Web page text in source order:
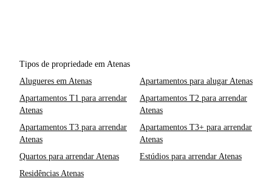
Tipos de propriedade em Atenas
Alugueres em Atenas
Apartamentos para alugar Atenas
Apartamentos T1 para arrendar
Atenas
Apartamentos T2 para arrendar
Atenas
Apartamentos T3 para arrendar
Atenas
Apartamentos T3+ para arrendar
Atenas
Quartos para arrendar Atenas
Estúdios para arrendar Atenas
Residências Atenas